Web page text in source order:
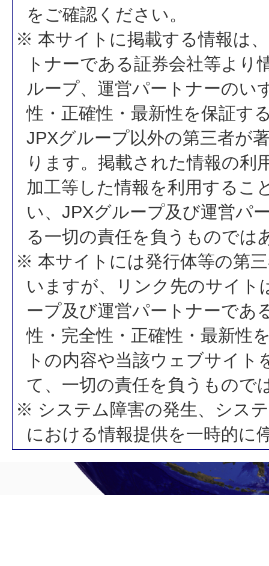
をご確認ください。
※ 本サイトに掲載する情報は
トナーである証券会社等よ
ループ、運営パートナーのい
性・正確性・最新性を保証す
JPXグループ以外の第三者が
ります。掲載された情報の利
加工等した情報を利用するこ
い、JPXグループ及び運営パ
る一切の責任を負うものでは
※ 本サイトには発行体等の第
いますが、リンク先のサイト
ープ及び運営パートナーであ
性・完全性・正確性・最新性
トの内容や当該ウェブサイ
て、一切の責任を負うもので
※ システム障害の発生、シス
における情報提供を一時的に